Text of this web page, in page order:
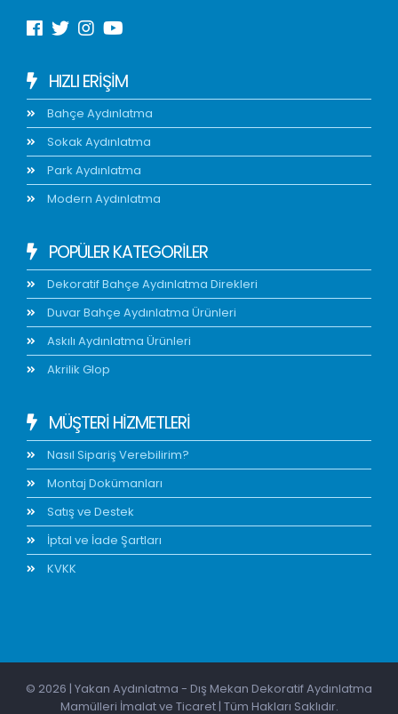
HIZLI ERIŞIM
Bahçe Aydınlatma
Sokak Aydınlatma
Park Aydınlatma
Modern Aydınlatma
POPÜLER KATEGORİLER
Dekoratif Bahçe Aydınlatma Direkleri
Duvar Bahçe Aydınlatma Ürünleri
Askılı Aydınlatma Ürünleri
Akrilik Glop
MÜŞTERİ HİZMETLERİ
Nasıl Sipariş Verebilirim?
Montaj Dokümanları
Satış ve Destek
İptal ve İade Şartları
KVKK
© 2026 | Yakan Aydınlatma - Dış Mekan Dekoratif Aydınlatma
Mamülleri İmalat ve Ticaret | Tüm Hakları Saklıdır.